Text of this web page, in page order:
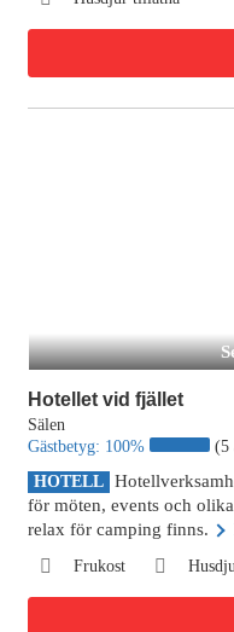
Hotellet vid fjället
Sälen
Gästbetyg: 100%
(5
HOTELL
för möten, events och
relax för camping finns.
Frukost